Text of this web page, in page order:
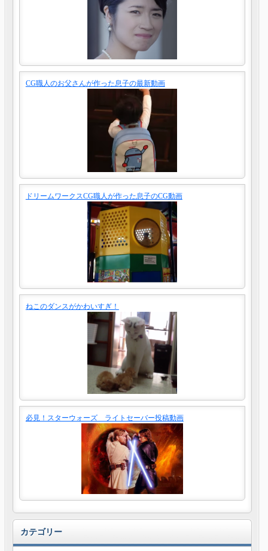
CG職人のお父さんが作った息子の最新動画
ドリームワークスCG職人が作った息子のCG動画
ねこのダンスがかわいすぎ！
必見！スターウォーズ ライトセーバー投稿動画
カテゴリー